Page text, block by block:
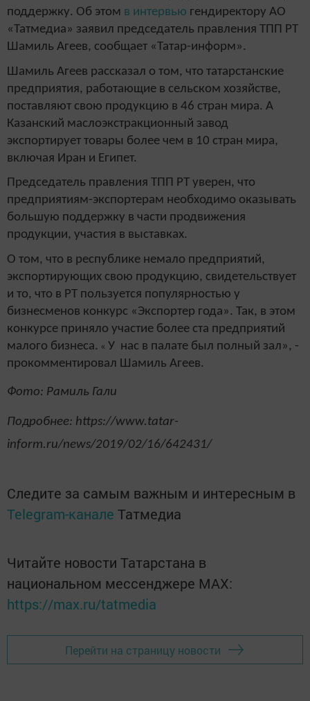
поддержку. Об этом в интервью гендиректору АО
«Татмедиа» заявил председатель правления ТПП РТ
Шамиль Агеев, сообщает «Татар-информ».
Шамиль Агеев рассказал о том, что татарстанские
предприятия, работающие в сельском хозяйстве,
поставляют свою продукцию в 46 стран мира. А
Казанский маслоэкстракционный завод
экспортирует товары более чем в 10 стран мира,
включая Иран и Египет.
Председатель правления ТПП РТ уверен, что
предприятиям-экспортерам необходимо оказывать
большую поддержку в части продвижения
продукции, участия в выставках.
О том, что в республике немало предприятий,
экспортирующих свою продукцию, свидетельствует
и то, что в РТ пользуется популярностью у
бизнесменов конкурс «Экспортер года». Так, в этом
конкурсе приняло участие более ста предприятий
малого бизнеса. « У нас в палате был полный зал», -
прокомментировал Шамиль Агеев.
Фото: Рамиль Гали
Подробнее: https://www.tatar-
inform.ru/news/2019/02/16/642431/
Следите за самым важным и интересным в
Telegram-канале Татмедиа
Читайте новости Татарстана в
национальном мессенджере MАХ:
https://max.ru/tatmedia
Перейти на страницу новости